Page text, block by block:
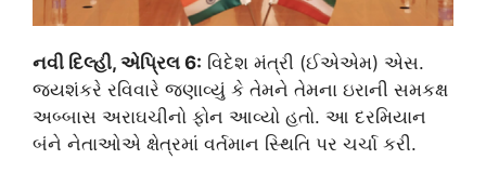
નવી દિલ્હી, એપ્રિલ 6: વિદેશ મંત્રી (ઈએએમ) એસ.
જયશંકરે રવિવારે જણાવ્યું કે તેમને તેમના ઇરાની સમકક્ષ
અબ્બાસ અરાઘચીનો ફોન આવ્યો હતો. આ દરમિયાન
બંને નેતાઓએ ક્ષેત્રમાં વર્તમાન સ્થિતિ પર ચર્ચા કરી.